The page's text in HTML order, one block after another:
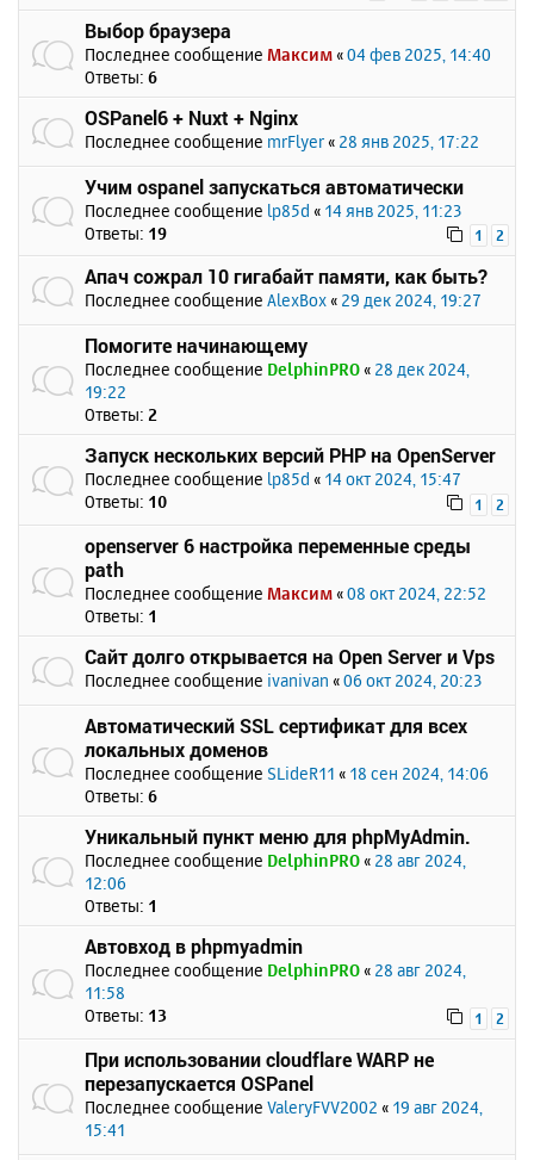
Выбор браузера
Последнее сообщение Максим «04 фев 2025, 14:40
Ответы: 6
OSPanel6 + Nuxt + Nginx
Последнее сообщение mrFlyer « 28 янв 2025, 17:22
Учим ospanel запускаться автоматически
Последнее сообщение lp85d « 14 янв 2025, 11:23
Ответы: 19 1 2
Апач сожрал 10 гигабайт памяти, как быть?
Последнее сообщение AlexBox « 29 дек 2024, 19:27
Помогите начинающему
Последнее сообщение DelphinPRO « 28 дек 2024,
19:22
Ответы: 2
Запуск нескольких версий PHP на OpenServer
Последнее сообщение lp85d « 14 окт 2024, 15:47
Ответы: 10 1 2
openserver 6 настройка переменные среды
path
Последнее сообщение Максим «08 окт 2024, 22:52
Ответы: 1
Сайт долго открывается на Open Server и Vps
Последнее сообщение ivanivan «06 окт 2024, 20:23
Автоматический SSL сертификат для всех
локальных доменов
Последнее сообщение SLideR11 « 18 сен 2024, 14:06
Ответы: 6
Уникальный пункт меню для phpMyAdmin.
Последнее сообщение DelphinPRO « 28 авг 2024,
12:06
Ответы: 1
Автовход в phpmyadmin
Последнее сообщение DelphinPRO « 28 авг 2024,
11:58
Ответы: 13 1 2
При использовании cloudflare WARP не
перезапускается OSPanel
Последнее сообщение ValeryFVV2002 « 19 авг 2024,
15:41